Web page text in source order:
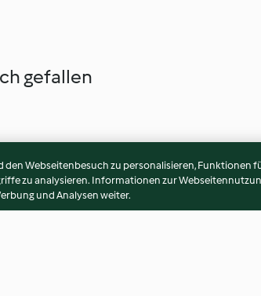
gefallen
Webseitenbesuch zu personalisieren, Funktionen
zu analysieren. Informationen zur
und Analysen weiter.